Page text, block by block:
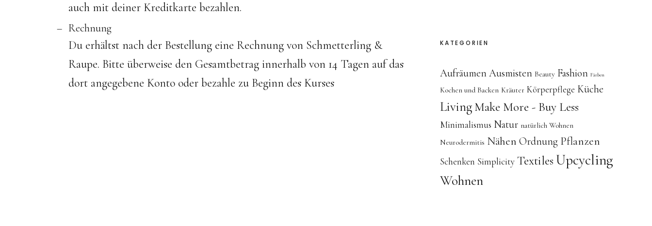
auch mit deiner Kreditkarte bezahlen.
Rechnung
Du erhältst nach der Bestellung eine Rechnung von Schmetterling &
Raupe. Bitte überweise den Gesamtbetrag innerhalb von 14 Tagen auf das
dort angegebene Konto oder bezahle zu Beginn des Kurses
KATEGORIEN
AufräumenAusmisten Beauty Fashion Färben
Kochen und Backen Kräuter Körperpflege Küche
Living Make More - Buy Less
Minimalismus Natur natürlich Wohnen
Neurodermitis Nähen Ordnung Pflanzen
Schenken Simplicity Textiles Upcycling
Wohnen